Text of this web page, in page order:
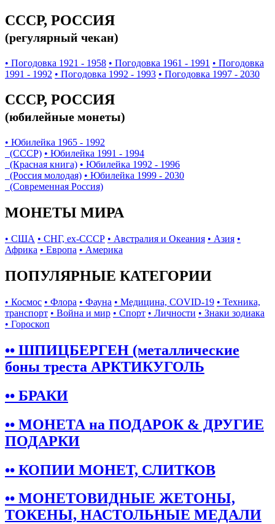
СССР, РОССИЯ
(регулярный чекан)
• Погодовка 1921 - 1958 • Погодовка 1961 - 1991 • Погодовка
1991 - 1992 • Погодовка 1992 - 1993 • Погодовка 1997 - 2030
СССР, РОССИЯ
(юбилейные монеты)
• Юбилейка 1965 - 1992
(СССР) • Юбилейка 1991 - 1994
(Красная книга) • Юбилейка 1992 - 1996
(Россия молодая) • Юбилейка 1999 - 2030
(Современная Россия)
МОНЕТЫ МИРА
• США • СНГ, ex-СССР • Австралия и Океания • Азия •
Африка • Европа • Америка
ПОПУЛЯРНЫЕ КАТЕГОРИИ
• Космос • Флора • Фауна • Медицина, COVID-19 • Техника,
транспорт • Война и мир • Спорт • Личности • Знаки зодиака
• Гороскоп
•• ШПИЦБЕРГЕН (металлические
боны треста АРКТИКУГОЛЬ
•• БРАКИ
•• МОНЕТА на ПОДАРОК & ДРУГИЕ
ПОДАРКИ
•• КОПИИ МОНЕТ, СЛИТКОВ
•• МОНЕТОВИДНЫЕ ЖЕТОНЫ,
ТОКЕНЫ, НАСТОЛЬНЫЕ МЕДАЛИ